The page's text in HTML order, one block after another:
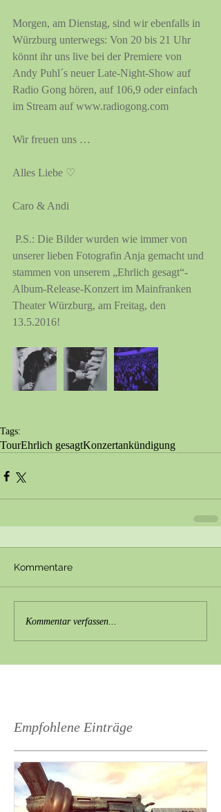
Morgen, am Dienstag, sind wir ebenfalls in
Würzburg unterwegs: Von 20 bis 21 Uhr
könnt ihr uns live bei der Premiere von
Andy Puhl´s neuer Late-Night-Show auf
Radio Gong hören, auf 106,9 oder einfach
im Stream auf www.radiogong.com
Wir freuen uns …
Alles Liebe ♡
Caro & Andi
unserer lieben Fotografin Anja gemacht und
stammen von unserem „Ehrlich gesagt“-
Album-Release-Konzert im Mainfranken
Theater Würzburg, am Freitag, den
13.5.2016!
Tags:
TourEhrlich gesagtKonzertankündigung
Kommentare
Kommentar verfassen...
Empfohlene Einträge